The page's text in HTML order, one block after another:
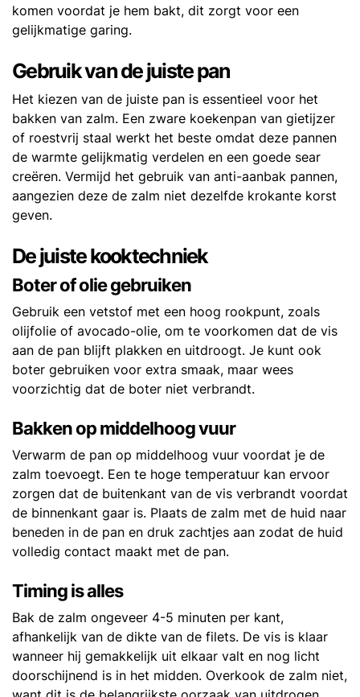
komen voordat je hem bakt, dit zorgt voor een
gelijkmatige garing.
Gebruik van de juiste pan
Het kiezen van de juiste pan is essentieel voor het
bakken van zalm. Een zware koekenpan van gietijzer
of roestvrij staal werkt het beste omdat deze pannen
de warmte gelijkmatig verdelen en een goede sear
creëren. Vermijd het gebruik van anti-aanbak pannen,
aangezien deze de zalm niet dezelfde krokante korst
geven.
De juiste kooktechniek
Boter of olie gebruiken
Gebruik een vetstof met een hoog rookpunt, zoals
olijfolie of avocado-olie, om te voorkomen dat de vis
aan de pan blijft plakken en uitdroogt. Je kunt ook
boter gebruiken voor extra smaak, maar wees
voorzichtig dat de boter niet verbrandt.
Bakken op middelhoog vuur
Verwarm de pan op middelhoog vuur voordat je de
zalm toevoegt. Een te hoge temperatuur kan ervoor
zorgen dat de buitenkant van de vis verbrandt voordat
de binnenkant gaar is. Plaats de zalm met de huid naar
beneden in de pan en druk zachtjes aan zodat de huid
volledig contact maakt met de pan.
Timing is alles
Bak de zalm ongeveer 4-5 minuten per kant,
afhankelijk van de dikte van de filets. De vis is klaar
wanneer hij gemakkelijk uit elkaar valt en nog licht
doorschijnend is in het midden. Overkook de zalm niet,